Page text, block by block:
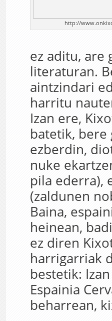
http://
ez aditu, are
literaturan.
aintzindari
harritu
Izan ere,
batetik, bere
ezberdin,
nuke
pila ederra),
(zaldunen
Baina,
heinean,
ez diren
harrigarriak
bestetik:
Espainia
beharrean,